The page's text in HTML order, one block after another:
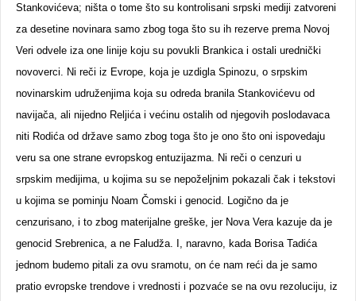
Stankovićeva; ništa o tome što su kontrolisani srpski mediji zatvoreni
za desetine novinara samo zbog toga što su ih rezerve prema Novoj
Veri odvele iza one linije koju su povukli Brankica i ostali urednički
novoverci. Ni reči iz Evrope, koja je uzdigla Spinozu, o srpskim
novinarskim udruženjima koja su odreda branila Stankovićevu od
navijača, ali nijedno Reljića i većinu ostalih od njegovih poslodavaca
niti Rodića od države samo zbog toga što je ono što oni ispovedaju
veru sa one strane evropskog entuzijazma. Ni reči o cenzuri u
srpskim medijima, u kojima su se nepoželjnim pokazali čak i tekstovi
u kojima se pominju Noam Čomski i genocid. Logično da je
cenzurisano, i to zbog materijalne greške, jer Nova Vera kazuje da je
genocid Srebrenica, a ne Faludža. I, naravno, kada Borisa Tadića
jednom budemo pitali za ovu sramotu, on će nam reći da je samo
pratio evropske trendove i vrednosti i pozvaće se na ovu rezoluciju, iz